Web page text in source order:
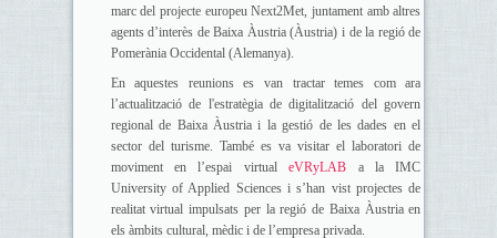
marc del projecte europeu Next2Met, juntament amb altres
agents d’interès de Baixa Àustria (Àustria) i de la regió de
Pomerània Occidental (Alemanya).
En aquestes reunions es van tractar temes com ara
l’actualització de l'estratègia de digitalització del govern
regional de Baixa Àustria i la gestió de les dades en el
sector del turisme. També es va visitar el laboratori de
moviment en l’espai virtualeVRyLAB a la IMC
University of Applied Sciences i s’han vist projectes de
realitat virtual impulsats per la regió de Baixa Àustria en
els àmbits cultural, mèdic i de l’empresa privada.